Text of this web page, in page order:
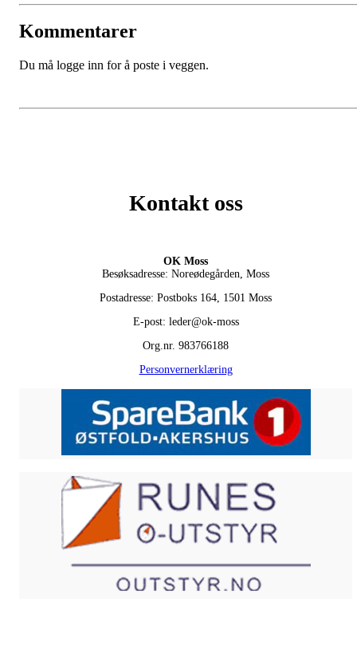
Kommentarer
Du må logge inn for å poste i veggen.
Kontakt oss
OK Moss
Besøksadresse: Noreødegården, Moss
Postadresse: Postboks 164, 1501 Moss
E-post: leder@ok-moss
Org.nr. 983766188
Personvernerklæring